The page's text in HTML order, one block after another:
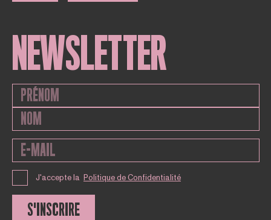
NEWSLETTER
J'accepte la Politique de Confidentialité
S'INSCRIRE